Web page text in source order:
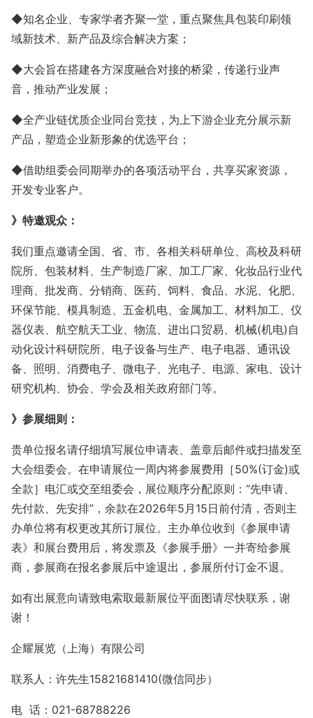
◆知名企业、专家学者齐聚一堂，重点聚焦具包装印刷领
域新技术、新产品及综合解决方案；
◆大会旨在搭建各方深度融合对接的桥梁，传递行业声
音，推动产业发展；
◆全产业链优质企业同台竞技，为上下游企业充分展示新
产品，塑造企业新形象的优选平台；
◆借助组委会同期举办的各项活动平台，共享买家资源，
开发专业客户。
》 特邀观众：
我们重点邀请全国、省、市、各相关科研单位、高校及科研
院所、包装材料、生产制造厂家、加工厂家、化妆品行业代
理商、批发商、分销商、医药、 饲料、食品、水泥、化肥、
环保节能、模具制造、五金机电、金属加工、材料加工、仪
器仪表、航空航天工业、物流、进出口贸易、机械(机电)自
动化设计科研院所、电子设备与生产、电子电器、通讯设
备、照明、消费电子、微电子、光电子、电源、家电、设计
研究机构、协会、学会及相关政府部门等。
》参展细则：
贵单位报名请仔细填写展位申请表、盖章后邮件或扫描发至
大会组委会。在申请展位一周内将参展费用［50%(订金)或
全款］电汇或交至组委会，展位顺序分配原则：“先申请、
先付款、先安排”，余款在2026年5月15日前付清，否则主
办单位将有权更改其所订展位。主办单位收到《参展申请
表》和展台费用后，将发票及《参展手册》一并寄给参展
商，参展商在报名参展后中途退出，参展所付订金不退。
如有出展意向请致电索取最新展位平面图请尽快联系，谢
谢！
企耀展览（上海）有限公司
联系人： 许先生15821681410(微信同步）
电 话： 021-68788226